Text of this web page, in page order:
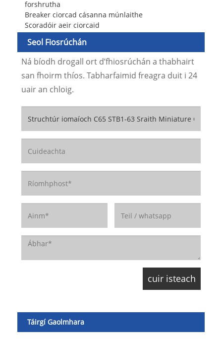
forshrutha
Breaker ciorcad cásanna múnlaithe
Scoradóir aeir ciorcaid
Seol Fiosrúchán
Ná bíodh drogall ort d’fhiosrúchán a thabhairt
san fhoirm thíos. Tabharfaimid freagra duit i 24
uair an chloig.
Táirgí Gaolmhara